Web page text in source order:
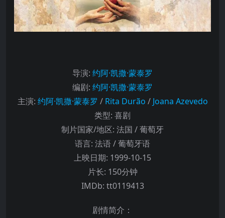
导演: 约阿·凯撒·蒙泰罗
编剧: 约阿·凯撒·蒙泰罗
主演: 约阿·凯撒·蒙泰罗 / Rita Durão / Joana Azevedo
类型: 喜剧
制片国家/地区: 法国 / 葡萄牙
语言: 法语 / 葡萄牙语
上映日期: 1999-10-15
片长: 150分钟
IMDb: tt0119413
剧情简介：